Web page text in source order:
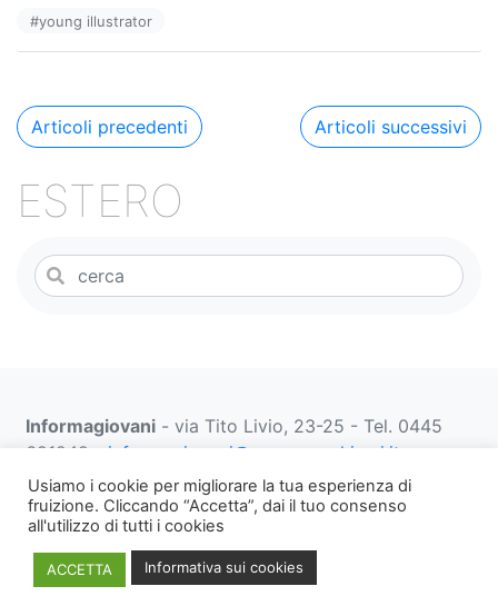
b
o
k
dI vi
#young illustrator
Navigazione
Articoli precedenti Articoli successivi
ESTERO
Informagiovani - via Tito Livio, 23-25 - Tel. 0445
691249 - informagiovani@comune.schio.vi.it
prenotazionifaberbox@comune.schio.vi.it0445 691
452 dal lunedì al venerdì dalle 13:00 alle 18:00
Note
legali,
WEB PRIVACY E
COOKIES
Usiamo i cookie per migliorare la tua esperienza di
fruizione. Cliccando “Accetta”, dai il tuo consenso
all'utilizzo di tutti i cookies
ACCETTA Informativa sui cookies